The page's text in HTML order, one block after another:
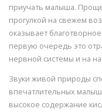
приучать малыша. Проще
прогулкой на свежем
оказывает
первую очередь это
нервной системы и на
Звуки живой природы
впечатлительных
высокое содержание